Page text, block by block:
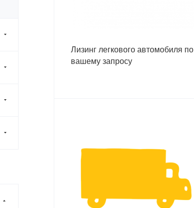
Лизинг легкового автомобиля по
вашему запросу